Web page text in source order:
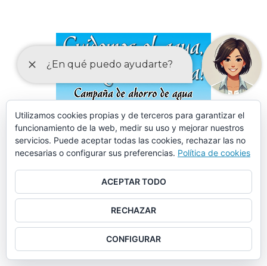
Utilizamos cookies propias y de terceros para garantizar el
funcionamiento de la web, medir su uso y mejorar nuestros
servicios. Puede aceptar todas las cookies, rechazar las no
necesarias o configurar sus preferencias. Política de cookies
ACEPTAR TODO
RECHAZAR
CONFIGURAR